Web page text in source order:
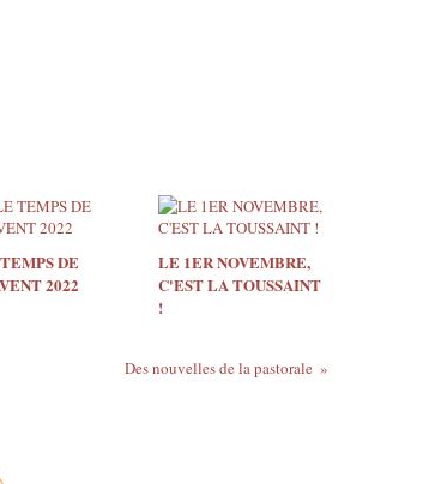
DE
2022
LE 1ER NOVEMBRE,
C'EST LA TOUSSAINT
!
Des nouvelles de la pastorale